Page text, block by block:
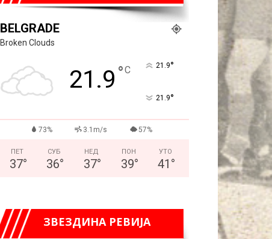
BELGRADE
Broken Clouds
21.9 °C 21.9°
21.9°
73% 3.1m/s 57%
ПЕТ
37°
СУБ
36°
НЕД
37°
ПОН
39°
УТО
41 °
ЗВЕЗДИНА РЕВИЈА